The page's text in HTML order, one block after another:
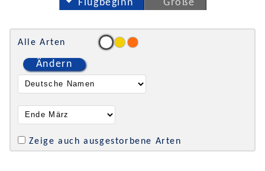
Flugbeginn
Größe
Alle Arten
Ändern
Zeige auch ausgestorbene Arten